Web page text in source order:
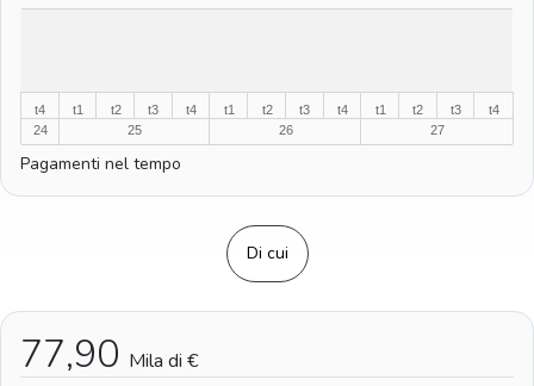
t4
24
t1
25
t2 t3 t4
t1
26
t2 t3 t4
t1
27
t2 t3 t4
Pagamenti nel tempo
Di cui
77,90 Mila di €